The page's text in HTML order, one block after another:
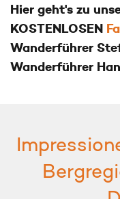
Hier geht's zu
KOSTENLOSEN
Wanderführer
Wanderführer